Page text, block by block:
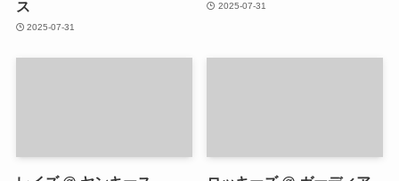
ス
2025-07-31
2025-07-31